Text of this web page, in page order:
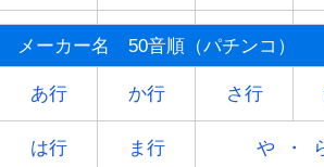
ミ ム
ヤ - ユ
ラ リ
メーカー名 50音順（パチンコ）
あ行 か行 さ行
は行 ま行 や・